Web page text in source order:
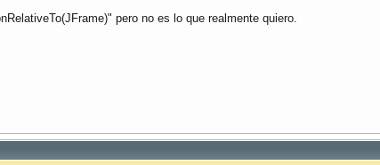
pero no es lo que realmente quiero.